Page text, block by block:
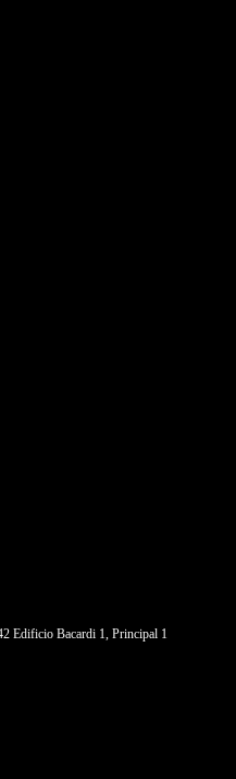
Edificio Bacardi 1, Principal 1